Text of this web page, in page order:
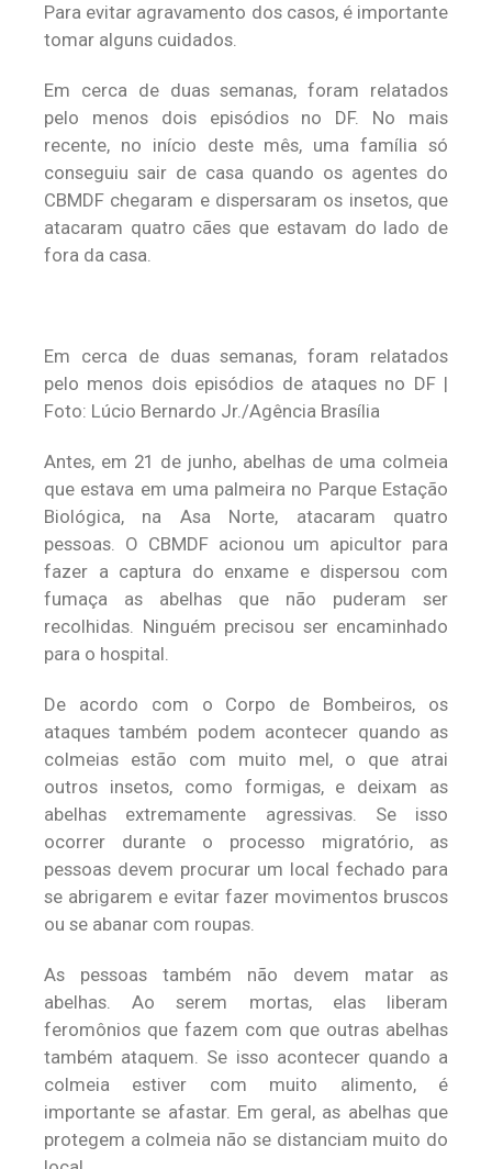
Para evitar agravamento dos casos, é importante
tomar alguns cuidados.
Em cerca de duas semanas, foram relatados
pelo menos dois episódios no DF. No mais
recente, no início deste mês, uma família só
conseguiu sair de casa quando os agentes do
CBMDF chegaram e dispersaram os insetos, que
atacaram quatro cães que estavam do lado de
fora da casa.
Em cerca de duas semanas, foram relatados
pelo menos dois episódios de ataques no DF |
Foto: Lúcio Bernardo Jr./Agência Brasília
Antes, em 21 de junho, abelhas de uma colmeia
que estava em uma palmeira no Parque Estação
Biológica, na Asa Norte, atacaram quatro
pessoas. O CBMDF acionou um apicultor para
fazer a captura do enxame e dispersou com
fumaça as abelhas que não puderam ser
recolhidas. Ninguém precisou ser encaminhado
para o hospital.
De acordo com o Corpo de Bombeiros, os
ataques também podem acontecer quando as
colmeias estão com muito mel, o que atrai
outros insetos, como formigas, e deixam as
abelhas extremamente agressivas. Se isso
ocorrer durante o processo migratório, as
pessoas devem procurar um local fechado para
se abrigarem e evitar fazer movimentos bruscos
ou se abanar com roupas.
As pessoas também não devem matar as
abelhas. Ao serem mortas, elas liberam
feromônios que fazem com que outras abelhas
também ataquem. Se isso acontecer quando a
colmeia estiver com muito alimento, é
importante se afastar. Em geral, as abelhas que
protegem a colmeia não se distanciam muito do